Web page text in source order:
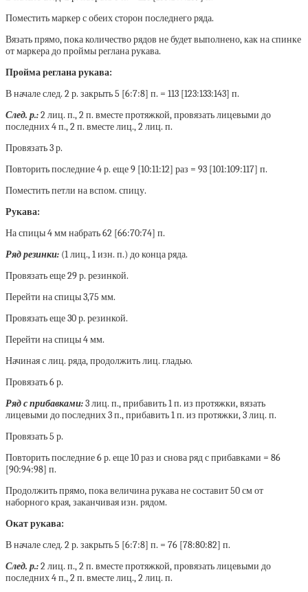
Поместить маркер с обеих сторон последнего ряда.
Вязать прямо, пока количество рядов не будет выполнено, как на спинке
от маркера до проймы реглана рукава.
Пройма реглана рукава:
В начале след. 2 р. закрыть 5 [6:7:8] п. = 113 [123:133:143] п.
След. р.:2 лиц. п., 2 п. вместе протяжкой, провязать лицевыми до
последних 4 п., 2 п. вместе лиц., 2 лиц. п.
Провязать 3 р.
Повторить последние 4 р. еще 9 [10:11:12] раз = 93 [101:109:117] п.
Поместить петли на вспом. спицу.
Рукава:
На спицы 4 мм набрать 62 [66:70:74] п.
Ряд резинки: (1 лиц., 1 изн. п.) до конца ряда.
Провязать еще 29 р. резинкой.
Перейти на спицы 3,75 мм.
Провязать еще 30 р. резинкой.
Перейти на спицы 4 мм.
Начиная с лиц. ряда, продолжить лиц. гладью.
Провязать 6 р.
Ряд с прибавками:3 лиц. п., прибавить 1 п. из протяжки, вязать
лицевыми до последних 3 п., прибавить 1 п. из протяжки, 3 лиц. п.
Провязать 5 р.
Повторить последние 6 р. еще 10 раз и снова ряд с прибавками = 86
[90:94:98] п.
Продолжить прямо, пока величина рукава не составит 50 см от
наборного края, заканчивая изн. рядом.
Окат рукава:
В начале след. 2 р. закрыть 5 [6:7:8] п. = 76 [78:80:82] п.
След. р.:2 лиц. п., 2 п. вместе протяжкой, провязать лицевыми до
последних 4 п., 2 п. вместе лиц., 2 лиц. п.